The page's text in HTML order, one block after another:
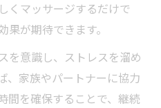
くマッサージするだけで
果が期待できます。
を意識し、ストレスを溜め
、家族やパートナーに協力
間を確保することで、継続